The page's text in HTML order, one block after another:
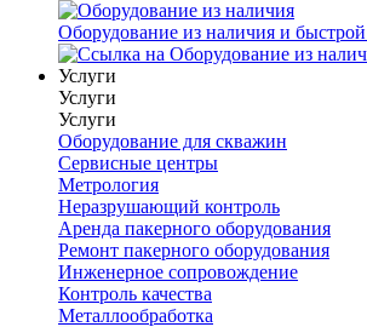
Оборудование из наличия и
Услуги
Услуги
Услуги
Оборудование для скважин
Сервисные центры
Метрология
Неразрушающий контроль
Аренда пакерного оборудования
Ремонт пакерного оборудования
Инженерное сопровождение
Контроль качества
Металлообработка